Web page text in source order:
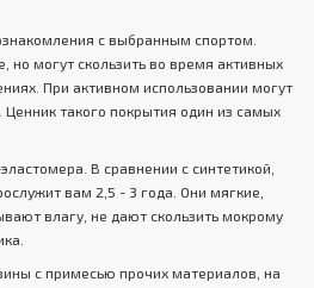
с выбранным спортом.
но могут скользить во время активных
При активном использовании могут
Ценник такого покрытия один из самых
В сравнении с синтетикой,
вам 2,5 - 3 года. Они мягкие,
влагу, не дают скользить мокрому
с примесью прочих материалов, на